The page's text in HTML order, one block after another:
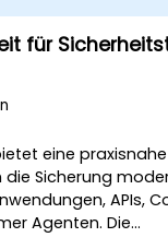
für
eine praxisnahe
die Sicherung
APIs,
Agenten. Die